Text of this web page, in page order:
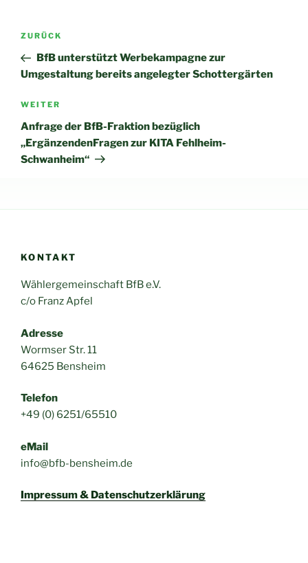
Beitragsnavigation
Vorheriger
Beitrag
ZURÜCK
BfB unterstützt Werbekampagne zur
Umgestaltung bereits angelegter Schottergärten
Nächster
Beitrag
WEITER
Anfrage der BfB-Fraktion bezüglich
„ErgänzendenFragen zur KITA Fehlheim-
Schwanheim“
KONTAKT
Wählergemeinschaft BfB e.V.
c/o Franz Apfel
Adresse
Wormser Str. 11
64625 Bensheim
Telefon
+49 (0) 6251/65510
eMail
info@bfb-bensheim.de
Impressum & Datenschutzerklärung